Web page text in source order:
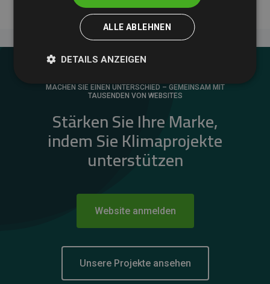
MACHEN SIE EINEN UNTERSCHIED – GEMEINSAM MIT
TAUSENDEN VON WEBSITES
Stärken Sie Ihre Marke,
indem Sie Klimaprojekte
unterstützen
Website anmelden
Unsere Projekte ansehen
ALLE ABLEHNEN
DETAILS ANZEIGEN